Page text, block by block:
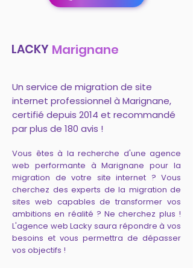
LACKY Marignane
Un service de migration de site
internet professionnel à Marignane,
certifié depuis 2014 et recommandé
par plus de 180 avis !
Vous êtes à la recherche d'une agence
web performante à Marignane pour la
migration de votre site internet ? Vous
cherchez des experts de la migration de
sites web capables de transformer vos
ambitions en réalité ? Ne cherchez plus !
L'agence web Lacky saura répondre à vos
besoins et vous permettra de dépasser
vos objectifs !